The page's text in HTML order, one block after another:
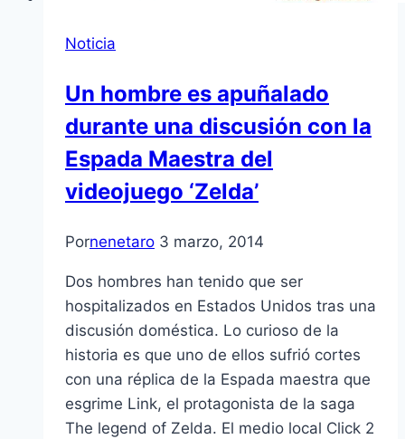
Noticia
Un hombre es apuñalado
durante una discusión con la
Espada Maestra del
videojuego ‘Zelda’
Pornenetaro 3 marzo, 2014
Dos hombres han tenido que ser
hospitalizados en Estados Unidos tras una
discusión doméstica. Lo curioso de la
historia es que uno de ellos sufrió cortes
con una réplica de la Espada maestra que
esgrime Link, el protagonista de la saga
The legend of Zelda. El medio local Click 2